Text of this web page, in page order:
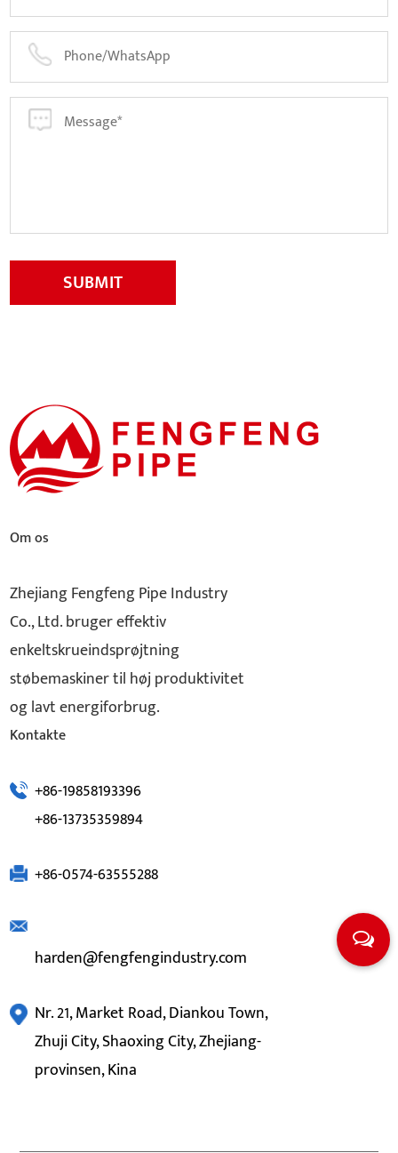
SUBMIT
Om os
Zhejiang Fengfeng Pipe Industry
Co., Ltd. bruger effektiv
enkeltskrueindsprøjtning
støbemaskiner til høj produktivitet
og lavt energiforbrug.
Kontakte
+86-19858193396
+86-13735359894
+86-0574-63555288
harden@fengfengindustry.com
Nr. 21, Market Road, Diankou Town,
Zhuji City, Shaoxing City, Zhejiang-
provinsen, Kina